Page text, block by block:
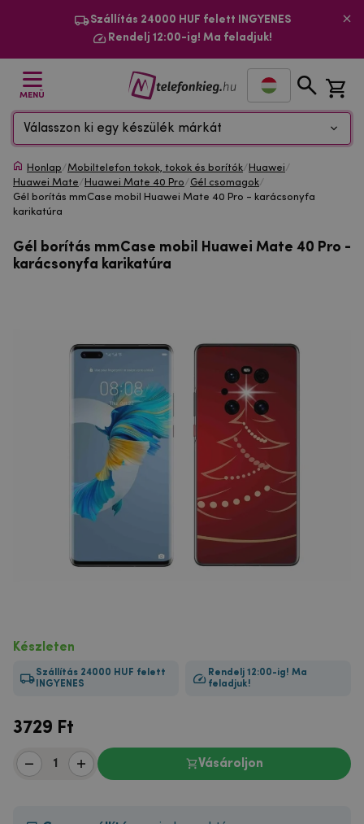
Szállítás 24000 HUF felett INGYENES
Rendelj 12:00-ig! Ma feladjuk!
MENÜ
Válasszon ki egy készülék márkát
Honlap/Mobiltelefon tokok, tokok és borítók/ Huawei/
Huawei Mate/ Huawei Mate 40 Pro/Gél csomagok/
Gél borítás mmCase mobil Huawei Mate 40 Pro - karácsonyfa
karikatúra
Gél borítás mmCase mobil Huawei Mate 40 Pro -
karácsonyfa karikatúra
Készleten
Szállítás 24000 HUF felett
INGYENES
Rendelj 12:00-ig! Ma
feladjuk!
3729 Ft
Vásároljon